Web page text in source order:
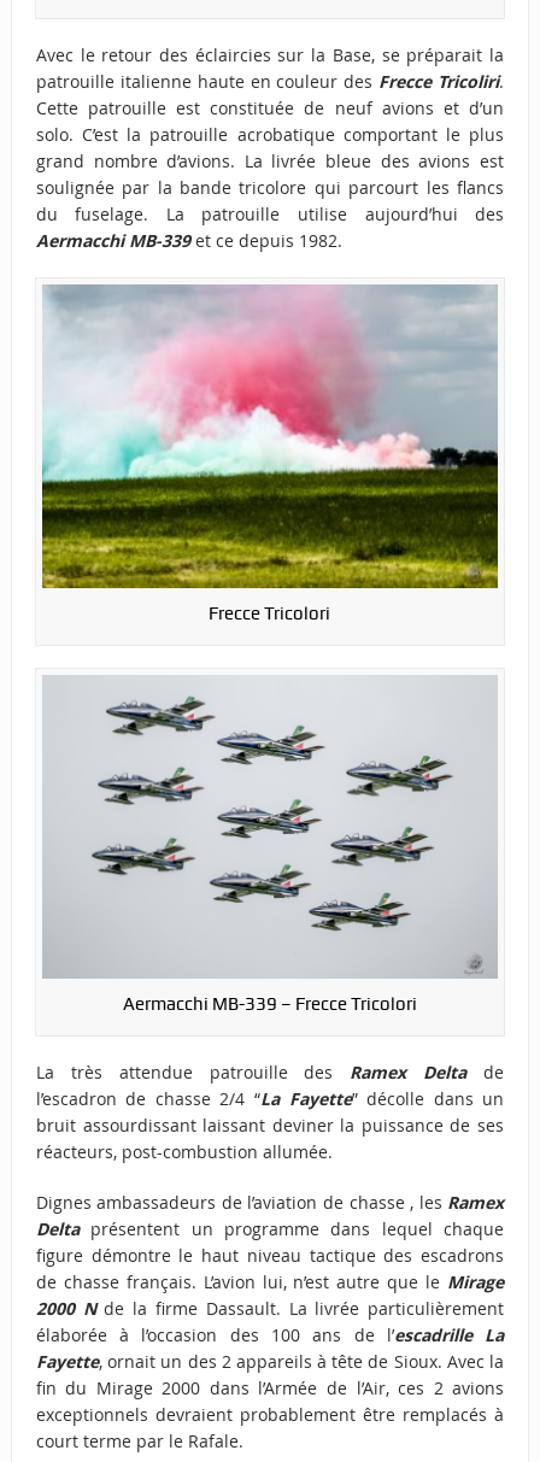
Avec le retour des éclaircies sur la Base, se préparait la
patrouille italienne haute en couleur des Frecce Tricoliri.
Cette patrouille est constituée de neuf avions et d’un
solo. C’est la patrouille acrobatique comportant le plus
grand nombre d’avions. La livrée bleue des avions est
soulignée par la bande tricolore qui parcourt les flancs
du fuselage. La patrouille utilise aujourd’hui des
Aermacchi MB-339et ce depuis 1982.
Frecce Tricolori
Aermacchi MB-339 – Frecce Tricolori
La très attendue patrouille des Ramex Deltade
l’escadron de chasse 2/4 “La Fayette” décolle dans un
bruit assourdissant laissant deviner la puissance de ses
réacteurs, post-combustion allumée.
Dignes ambassadeurs de l’aviation de chasse , les Ramex
Deltaprésentent un programme dans lequel chaque
figure démontre le haut niveau tactique des escadrons
de chasse français. L’avion lui, n’est autre que le Mirage
2000 Nde la firme Dassault. La livrée particulièrement
élaborée à l’occasion des 100 ans de l’escadrille La
Fayette, ornait un des 2 appareils à tête de Sioux. Avec la
fin du Mirage 2000 dans l’Armée de l’Air, ces 2 avions
exceptionnels devraient probablement être remplacés à
court terme par le Rafale.